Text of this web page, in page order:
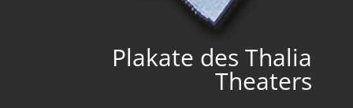
Plakate des Thalia
Theaters